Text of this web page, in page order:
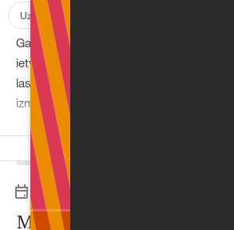
Uzņēmējdarbība
Gadskārtējā valsts budžeta pieņemšanas
ietvaros šā gada 4. decembrī Saeima
lasījumā ir pieņēmusi vairākas būtiskas
izmaiņas nodokļu jomā, kuras ir stājušās
spēkā, bet būs piemērojamas ar 2025.
janvāri. Šajā rakstā aplūkosim svarīgākās
izmaiņas, kas ietekmēs gan iedzīvotājus,
uzņēmumus, ieviešot izmaiņas iedzīvotāju
ienākuma nodoklī (IIN) un citās nodokļu
19.11.2024
Mākslīgā intelekta loma